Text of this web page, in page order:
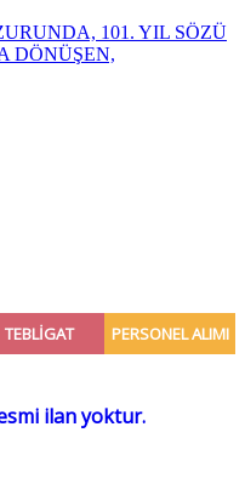
101. YIL SÖZÜ
DÖNÜŞEN,